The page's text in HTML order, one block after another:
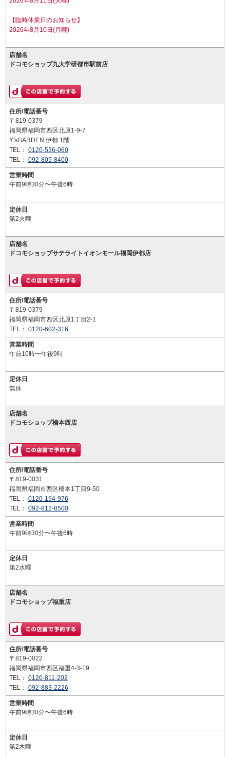
【臨時休業日のお知らせ】
2026年8月10日(月曜)
店舗名
ドコモショップ九大学研都市駅前店
住所/電話番号
〒819-0379
福岡県福岡市西区北原1-9-7
Y'sGARDEN 伊都 1階
TEL： 0120-536-060
TEL： 092-805-8400
営業時間
午前9時30分〜午後6時
定休日
第2火曜
店舗名
ドコモショップサテライトイオンモール福岡伊都店
住所/電話番号
〒819-0379
福岡県福岡市西区北原1丁目2-1
TEL： 0120-602-316
営業時間
午前10時〜午後9時
定休日
無休
店舗名
ドコモショップ橋本西店
住所/電話番号
〒819-0031
福岡県福岡市西区橋本1丁目9-50
TEL： 0120-194-976
TEL： 092-812-8500
営業時間
午前9時30分〜午後6時
定休日
第2水曜
店舗名
ドコモショップ福重店
住所/電話番号
〒819-0022
福岡県福岡市西区福重4-3-19
TEL： 0120-811-202
TEL： 092-883-2226
営業時間
午前9時30分〜午後6時
定休日
第2木曜